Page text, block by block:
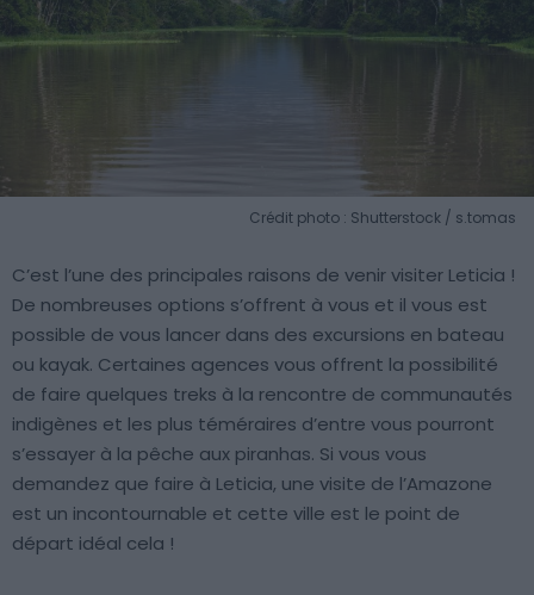
Crédit photo : Shutterstock / s.tomas
C’est l’une des principales raisons de venir visiter Leticia !
De nombreuses options s’offrent à vous et il vous est
possible de vous lancer dans des excursions en bateau
ou kayak. Certaines agences vous offrent la possibilité
de faire quelques treks à la rencontre de communautés
indigènes et les plus téméraires d’entre vous pourront
s’essayer à la pêche aux piranhas. Si vous vous
demandez que faire à Leticia, une visite de l’Amazone
est un incontournable et cette ville est le point de
départ idéal cela !